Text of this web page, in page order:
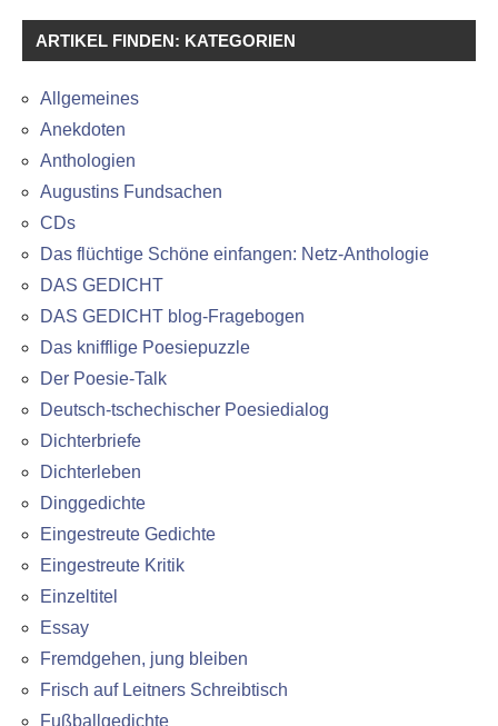
ARTIKEL FINDEN: KATEGORIEN
Allgemeines
Anekdoten
Anthologien
Augustins Fundsachen
CDs
Das flüchtige Schöne einfangen: Netz-Anthologie
DAS GEDICHT
DAS GEDICHT blog-Fragebogen
Das knifflige Poesiepuzzle
Der Poesie-Talk
Deutsch-tschechischer Poesiedialog
Dichterbriefe
Dichterleben
Dinggedichte
Eingestreute Gedichte
Eingestreute Kritik
Einzeltitel
Essay
Fremdgehen, jung bleiben
Frisch auf Leitners Schreibtisch
Fußballgedichte